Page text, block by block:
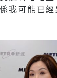
我可能已經